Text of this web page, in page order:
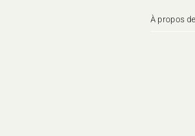
À propos